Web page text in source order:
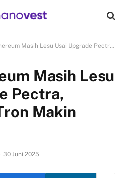
Masih Lesu Usai Upgrade Pectra, Solana dan Tron Makin Unggul
Masih Lesu
Pectra,
Makin
30 Juni 2025